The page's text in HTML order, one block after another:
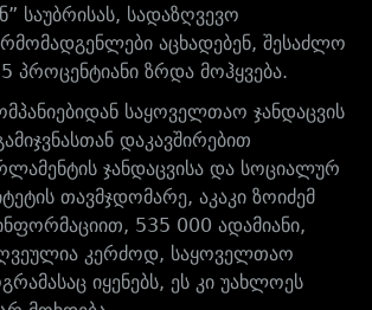
საუბრისას, სადაზღვევო
აცხადებენ, შესაძლო
პროცენტიანი ზრდა მოჰყვება.
საყოველთაო ჯანდაცვის
დაკავშირებით
ჯანდაცვისა და სოციალურ
თავმჯდომარე, აკაკი ზოიძემ
535 000 ადამიანი,
კერძოდ, საყოველთაო
იყენებს, ეს კი უახლოეს